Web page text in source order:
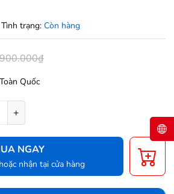
Tình trạng: Còn hàng
Quốc
+
NGAY
nhận tại cửa hàng